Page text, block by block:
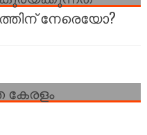
നേരെയോ?